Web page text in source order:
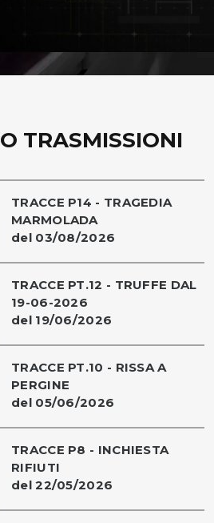
TRASMISSIONI
TRACCE P14 - TRAGEDIA
MARMOLADA
del 03/08/2026
TRACCE PT.12 - TRUFFE DAL
19-06-2026
del 19/06/2026
TRACCE PT.10 - RISSA A
PERGINE
del 05/06/2026
TRACCE P8 - INCHIESTA
RIFIUTI
del 22/05/2026